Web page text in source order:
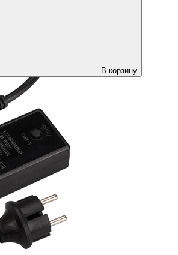
В корзину